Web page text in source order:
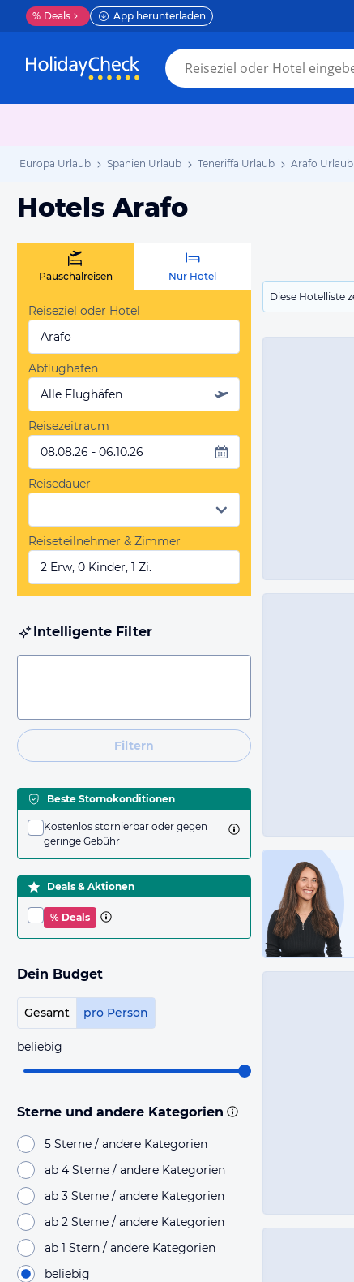
% Deals App herunterladen
Europa Urlaub Spanien Urlaub Teneriffa Urlaub Arafo Urlaub
Hotels Arafo
Diese Hotelliste
Pauschalreisen Nur Hotel
Reiseziel oder Hotel
Arafo
Abflughafen
Alle Flughäfen
Reisezeitraum
08.08.26 - 06.10.26
Reisedauer
Reiseteilnehmer & Zimmer
2 Erw, 0 Kinder, 1 Zi.
Intelligente Filter
Filtern
Beste Stornokonditionen
Kostenlos stornierbar oder gegen
geringe Gebühr
Deals & Aktionen
% Deals
Dein Budget
Gesamt pro Person
beliebig
Sterne und andere Kategorien
5 Sterne / andere Kategorien
ab 4 Sterne / andere Kategorien
ab 3 Sterne / andere Kategorien
ab 2 Sterne / andere Kategorien
ab 1 Stern / andere Kategorien
beliebig